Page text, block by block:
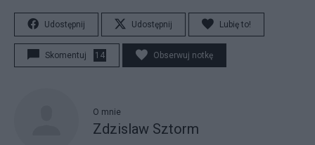
Udostępnij Udostępnij Lubię to!
Skomentuj 14 Obserwuj notkę
O mnie
Zdzislaw Sztorm